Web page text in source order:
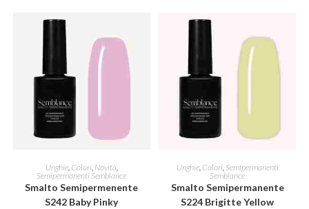
AGGIUNGI AL CARRELLO
Unghie, Colori, Novità,
Semipermanenti Semblance
Smalto Semipermenente
S242 Baby Pinky
AGGIUNGI AL CARRELLO
Unghie, Colori, Semipermanenti
Semblance
Smalto Semipermanente
S224 Brigitte Yellow